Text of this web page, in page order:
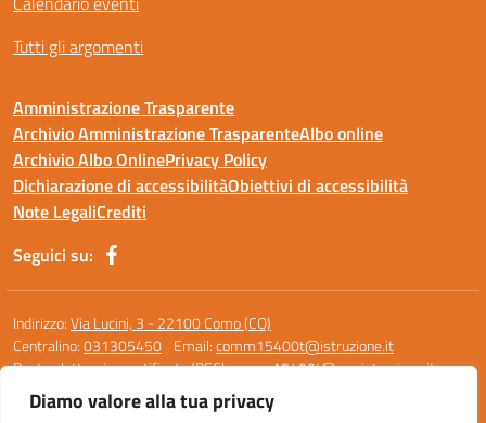
Diamo valore alla tua privacy
Tutti gli argomenti
Amministrazione Trasparente
Archivio Amministrazione TrasparenteAlbo online
Archivio Albo OnlinePrivacy Policy
Dichiarazione di accessibilitàObiettivi di accessibilità
Note LegaliCrediti
Seguici su:
Indirizzo:Via Lucini, 3 - 22100 Como (CO)
Centralino:031305450 Email:comm15400t@istruzione.it
Posta elettronica certificata (PEC):comm15400t@pec.istruzione.it
Codice fiscale: 95119390136